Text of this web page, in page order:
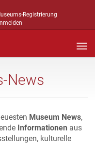
Registrierung
News
Museum News,
Informationen aus
kulturelle